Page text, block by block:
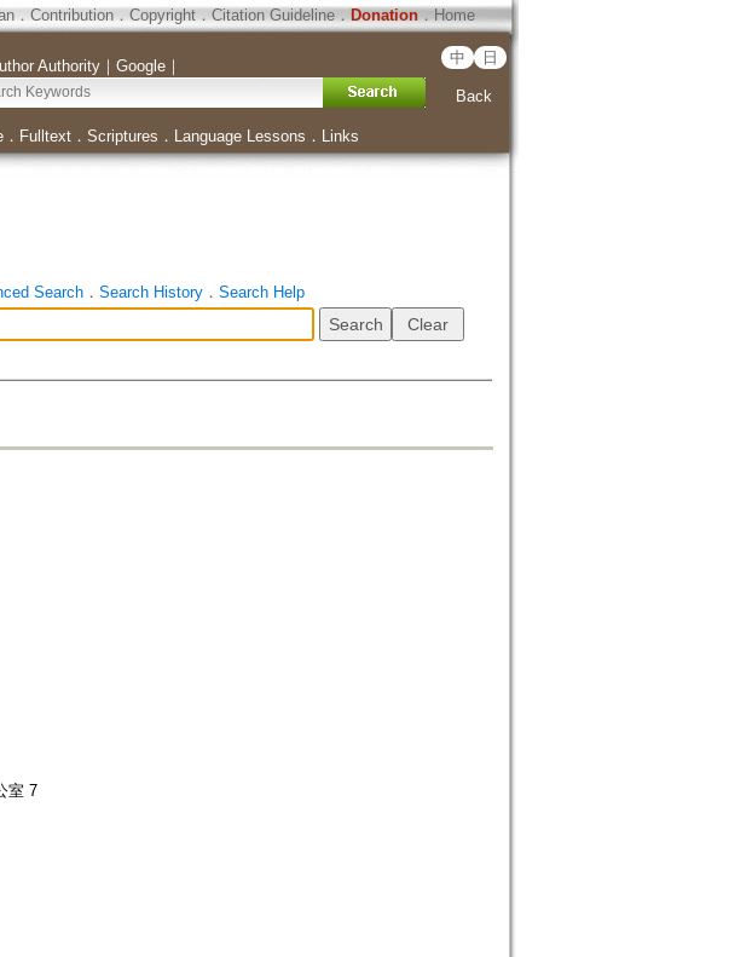
． Contribution．Copyright．Citation Guideline． Donation．Home
Authority｜ Google｜ 中 日
Back
． Fulltext． Scriptures ． Language Lessons ． Links
Search． Search History． Search Help
室 7